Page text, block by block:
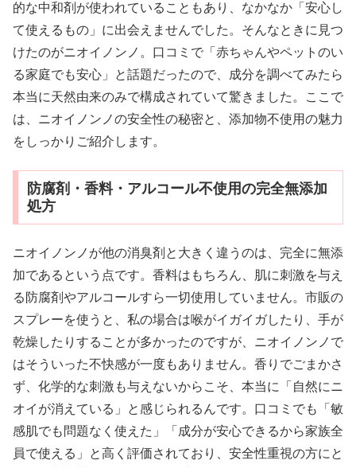
的な中和剤が使われていることもあり、なかなか「安心し
て使えるもの」に出会えませんでした。そんなときに見つ
けたのがニオイノンノ。口コミで「赤ちゃんやペットのい
る家庭でも安心」と話題だったので、成分を調べてみたら
本当に天然由来のみで構成されていて驚きました。ここで
は、ニオイノンノの安全性の秘密と、添加物不使用の魅力
をしっかりご紹介します。
防腐剤・香料・アルコール不使用の完全無添加
処方
ニオイノンノが他の消臭剤と大きく違うのは、完全に無添
加であるという点です。香料はもちろん、肌に刺激を与え
る防腐剤やアルコールすら一切使用していません。市販の
スプレーを使うと、私の場合は喉がイガイガしたり、手が
乾燥したりすることが多かったのですが、ニオイノンノで
はそういった不快感が一度もありません。香りでごまかさ
ず、化学的な刺激も与えないからこそ、本当に「自然にニ
オイが消えている」と感じられるんです。口コミでも「敏
感肌でも問題なく使えた」「成分が安心できるから家族全
員で使える」と高く評価されており、安全性重視の方にと